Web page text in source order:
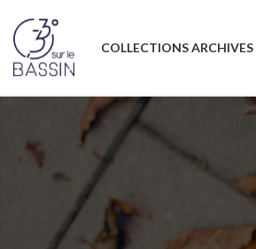
COLLECTIONS ARCHIVES